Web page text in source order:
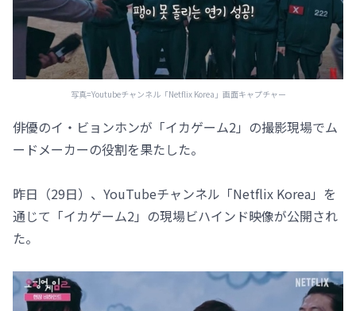
写真=Youtubeチャンネル「Netflix Korea」画面キャプチャー
俳優のイ・ビョンホンが「イカゲーム2」の撮影現場でム
ードメーカーの役割を果たした。
昨日（29日）、YouTubeチャンネル「Netflix Korea」を
通じて「イカゲーム2」の現場ビハインド映像が公開され
た。